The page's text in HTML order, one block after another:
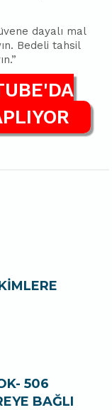
dayalı mal
Bedeli tahsil
506
BAĞLI